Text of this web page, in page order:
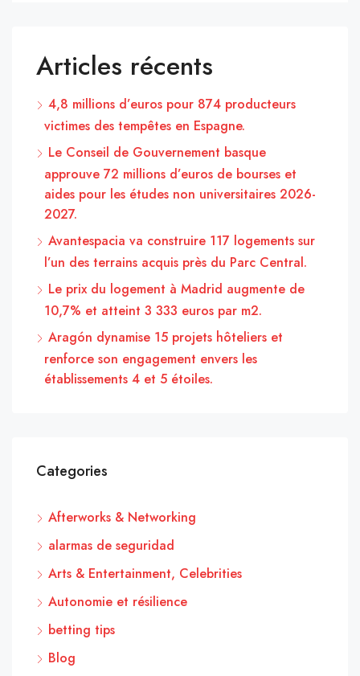
Articles récents
4,8 millions d’euros pour 874 producteurs
victimes des tempêtes en Espagne.
Le Conseil de Gouvernement basque
approuve 72 millions d’euros de bourses et
aides pour les études non universitaires 2026-
2027.
Avantespacia va construire 117 logements sur
l’un des terrains acquis près du Parc Central.
Le prix du logement à Madrid augmente de
10,7% et atteint 3 333 euros par m2.
Aragón dynamise 15 projets hôteliers et
renforce son engagement envers les
établissements 4 et 5 étoiles.
Categories
Afterworks & Networking
alarmas de seguridad
Arts & Entertainment, Celebrities
Autonomie et résilience
betting tips
Blog